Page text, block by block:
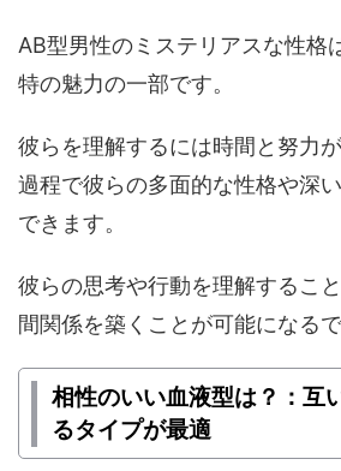
AB型男性のミステリアスな性格
特の魅力の一部です。
彼らを理解するには時間と努力
過程で彼らの多面的な性格や深
できます。
彼らの思考や行動を理解するこ
間関係を築くことが可能になるで
相性のいい血液型は？：互
るタイプが最適